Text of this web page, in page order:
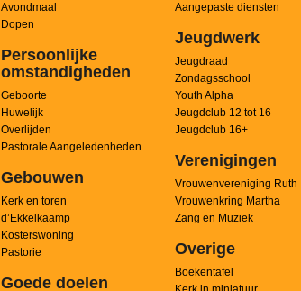
Avondmaal
Dopen
Persoonlijke
omstandigheden
Geboorte
Huwelijk
Overlijden
Pastorale Aangeledenheden
Gebouwen
Kerk en toren
d’Ekkelkaamp
Kosterswoning
Pastorie
Goede doelen
Aangepaste diensten
Jeugdwerk
Jeugdraad
Zondagsschool
Youth Alpha
Jeugdclub 12 tot 16
Jeugdclub 16+
Verenigingen
Vrouwenvereniging Ruth
Vrouwenkring Martha
Zang en Muziek
Overige
Boekentafel